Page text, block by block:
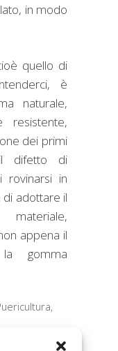
in modo
quello di
è
naturale,
resistente,
dei primi
difetto di
in
adottare il
appena il
gomma